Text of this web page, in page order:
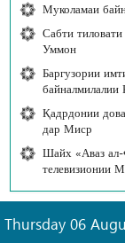
Муколамаи
Сабти
Уммон
Баргузории
Қадрдонии
дар Миср
Шайх «Аваз
телевизионии
Thursday 06